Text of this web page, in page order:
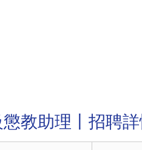
教助理丨招聘